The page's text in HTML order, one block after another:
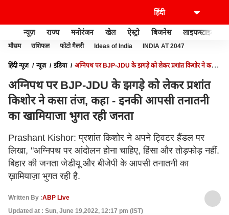
न्यूज़ राज्य मनोरंजन खेल ऐस्ट्रो बिजनेस लाइफस्टाइल
मौसम राशिफल फोटो गैलरी Ideas of India INDIA AT 2047
हिंदी न्यूज़ न्यूज़ इंडिया
अग्निपथ पर BJP-JDU के झगड़े को लेकर प्रशांत किशोर ने कसा
अग्निपथ पर BJP-JDU के झगड़े को लेकर प्रशांत
किशोर ने कसा तंज, कहा - इनकी आपसी तनातनी
का खामियाजा भुगत रही जनता
Prashant Kishor: प्रशांत किशोर ने अपने ट्विटर हैंडल पर
लिखा, "अग्निपथ पर आंदोलन होना चाहिए, हिंसा और तोड़फोड़ नहीं.
बिहार की जनता जेडीयू और बीजेपी के आपसी तनातनी का
ख़ामियाज़ा भुगत रही है.
Written By :ABP Live
Updated at : Sun, June 19,2022, 12:17 pm (IST)